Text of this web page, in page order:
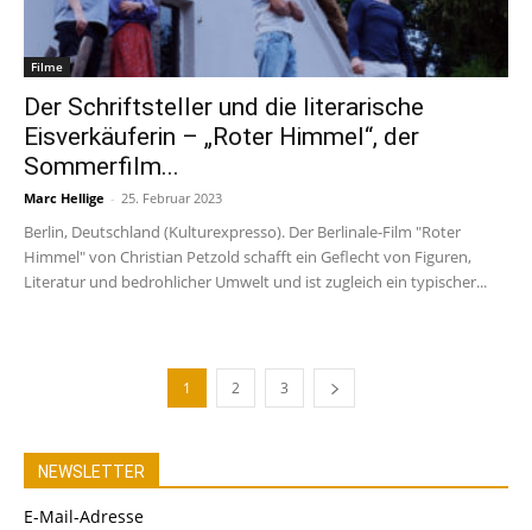
Filme
Der Schriftsteller und die literarische
Eisverkäuferin – „Roter Himmel“, der
Sommerfilm...
Marc Hellige - 25. Februar 2023
Berlin, Deutschland (Kulturexpresso). Der Berlinale-Film "Roter
Himmel" von Christian Petzold schafft ein Geflecht von Figuren,
Literatur und bedrohlicher Umwelt und ist zugleich ein typischer...
1 2 3
NEWSLETTER
E-Mail-Adresse